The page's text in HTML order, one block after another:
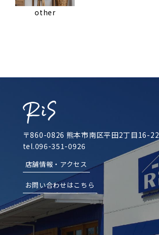
other
〒860-0826 熊本市南区平田2丁目16-22
tel.096-351-0926
店舗情報・アクセス
お問い合わせはこちら